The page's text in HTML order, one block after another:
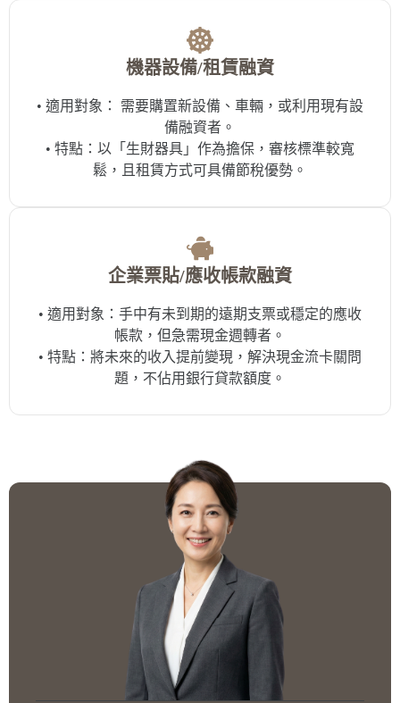
機器設備/租賃融資
• 適用對象： 需要購置新設備、車輛，或利用現有設
備融資者。
• 特點：以「生財器具」作為擔保，審核標準較寬
鬆，且租賃方式可具備節稅優勢。
企業票貼/應收帳款融資
• 適用對象：手中有未到期的遠期支票或穩定的應收
帳款，但急需現金週轉者。
• 特點：將未來的收入提前變現，解決現金流卡關問
題，不佔用銀行貸款額度。